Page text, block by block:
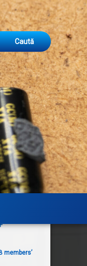
Ham's
members’